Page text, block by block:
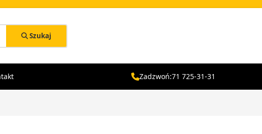
Szukaj
Zadzwoń:71 725-31-31